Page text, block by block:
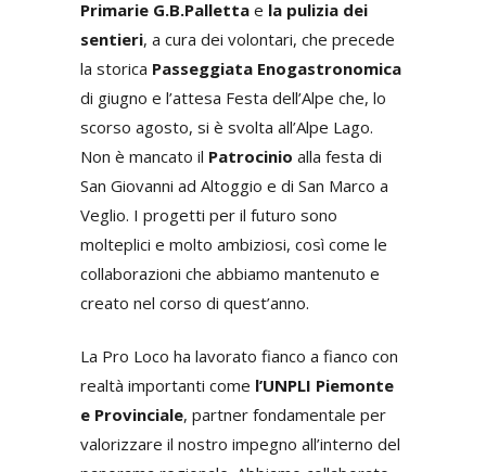
Primarie G.B.Palletta e la pulizia dei
sentieri, a cura dei volontari, che precede
la storica Passeggiata Enogastronomica
di giugno e l’attesa Festa dell’Alpe che, lo
scorso agosto, si è svolta all’Alpe Lago.
Non è mancato il Patrocinio alla festa di
San Giovanni ad Altoggio e di San Marco a
Veglio. I progetti per il futuro sono
molteplici e molto ambiziosi, così come le
collaborazioni che abbiamo mantenuto e
creato nel corso di quest’anno.
La Pro Loco ha lavorato fianco a fianco con
realtà importanti come l’UNPLI Piemonte
e Provinciale, partner fondamentale per
valorizzare il nostro impegno all’interno del